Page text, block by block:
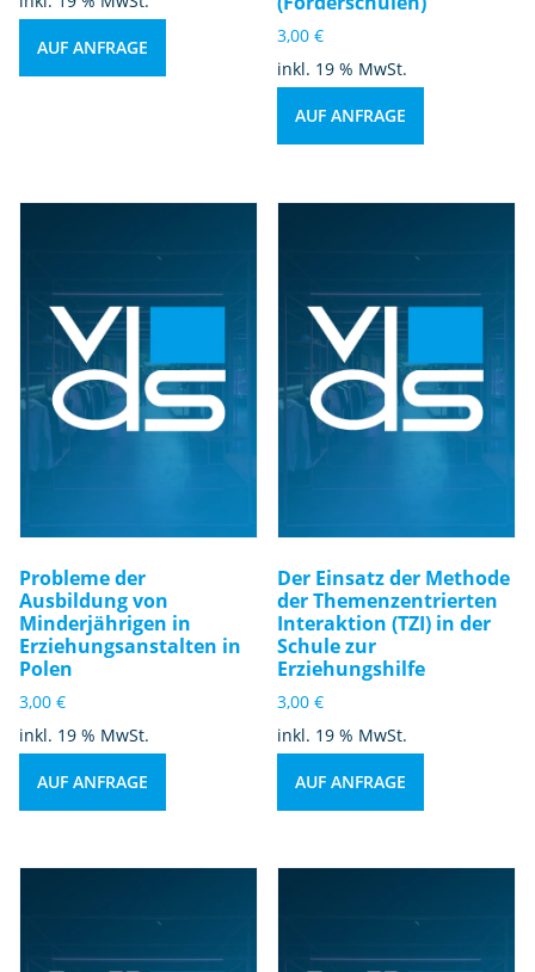
AUF ANFRAGE
3,00€
inkl. 19 % MwSt.
AUF ANFRAGE
Probleme der
Ausbildung von
Minderjährigen in
Erziehungsanstalten in
Polen
3,00 €
inkl. 19 % MwSt.
AUF ANFRAGE
Der Einsatz der Methode
der Themenzentrierten
Interaktion (TZI) in der
Schule zur
Erziehungshilfe
3,00€
inkl. 19 % MwSt.
AUF ANFRAGE